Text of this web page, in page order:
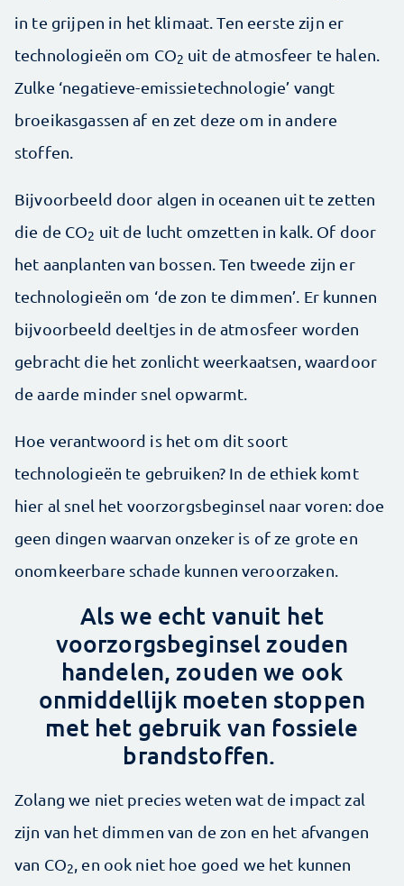
in te grijpen in het klimaat. Ten eerste zijn er
technologieën om CO2 uit de atmosfeer te halen.
Zulke ‘negatieve-emissietechnologie’ vangt
broeikasgassen af en zet deze om in andere
stoffen.
Bijvoorbeeld door algen in oceanen uit te zetten
die de CO2 uit de lucht omzetten in kalk. Of door
het aanplanten van bossen. Ten tweede zijn er
technologieën om ‘de zon te dimmen’. Er kunnen
bijvoorbeeld deeltjes in de atmosfeer worden
gebracht die het zonlicht weerkaatsen, waardoor
de aarde minder snel opwarmt.
Hoe verantwoord is het om dit soort
technologieën te gebruiken? In de ethiek komt
hier al snel het voorzorgsbeginsel naar voren: doe
geen dingen waarvan onzeker is of ze grote en
onomkeerbare schade kunnen veroorzaken.
Als we echt vanuit het
voorzorgsbeginsel zouden
handelen, zouden we ook
onmiddellijk moeten stoppen
met het gebruik van fossiele
brandstoffen.
Zolang we niet precies weten wat de impact zal
zijn van het dimmen van de zon en het afvangen
van CO2 , en ook niet hoe goed we het kunnen